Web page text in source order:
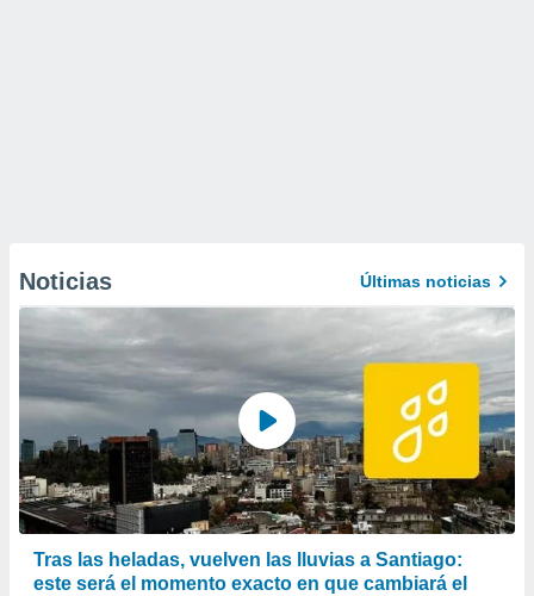
Noticias Últimas noticias
Tras las heladas, vuelven las lluvias a Santiago:
este será el momento exacto en que cambiará el